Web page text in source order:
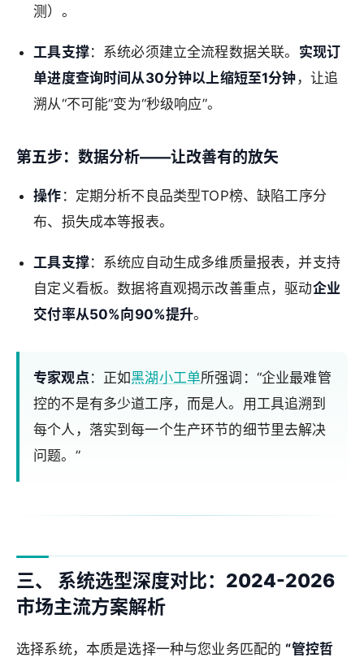
测）。
工具支撑：系统必须建立全流程数据关联。 实现订
单进度查询时间从30分钟以上缩短至1分钟 ，让追
溯从“不可能”变为“秒级响应”。
第五步：数据分析——让改善有的放矢
操作 ：定期分析不良品类型TOP榜、缺陷工序分
布、损失成本等报表。
工具支撑：系统应自动生成多维质量报表，并支持
自定义看板。数据将直观揭示改善重点，驱动企业
交付率从50%向90%提升。
专家观点 ：正如黑湖小工单所强调：“企业最难管
控的不是有多少道工序，而是人。用工具追溯到
每个人，落实到每一个生产环节的细节里去解决
问题。”
三、 系统选型深度对比：2024-2026
市场主流方案解析
选择系统，本质是选择一种与您业务匹配的 “管控哲